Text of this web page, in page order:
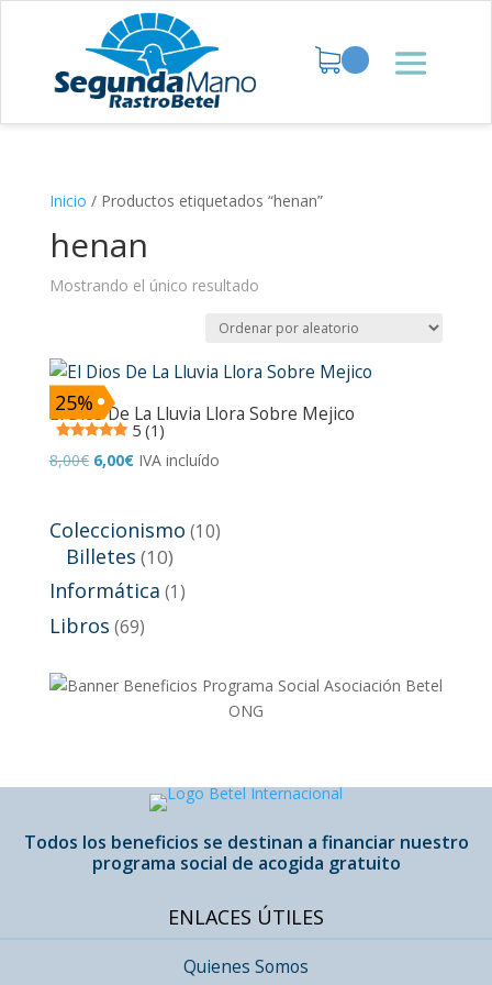
Inicio / Productos etiquetados “henan”
henan
Mostrando el único resultado
25%
El Dios De La Lluvia Llora Sobre Mejico
5 (1)
8,00€ El
era:
8,00€.
6,00€El
es:
6,00€.
IVA incluído
Coleccionismo (10)
Billetes (10)
Informática (1)
Libros (69)
Todos los beneficios se destinan a financiar nuestro
programa social de acogida gratuito
ENLACES ÚTILES
Quienes Somos